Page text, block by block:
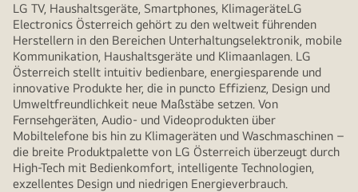
LG TV, Haushaltsgeräte, Smartphones, KlimageräteLG
Electronics Österreich gehört zu den weltweit führenden
Herstellern in den Bereichen Unterhaltungselektronik, mobile
Kommunikation, Haushaltsgeräte und Klimaanlagen. LG
Österreich stellt intuitiv bedienbare, energiesparende und
innovative Produkte her, die in puncto Effizienz, Design und
Umweltfreundlichkeit neue Maßstäbe setzen. Von
Fernsehgeräten, Audio- und Videoprodukten über
Mobiltelefone bis hin zu Klimageräten und Waschmaschinen –
die breite Produktpalette von LG Österreich überzeugt durch
High-Tech mit Bedienkomfort, intelligente Technologien,
exzellentes Design und niedrigen Energieverbrauch.